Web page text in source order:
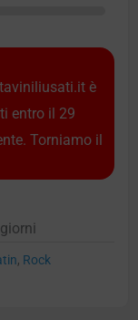
è
entro il 29
Torniamo il
, Rock